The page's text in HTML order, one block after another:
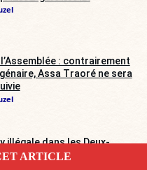
: contrairement
Assa Traoré ne sera
illégale dans les Deux-
agriculteurs sur tous les
ARTICLE